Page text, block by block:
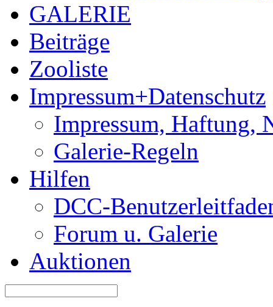
GALERIE
Beiträge
Zooliste
Impressum+Datenschutz
Impressum, Haftung,
Galerie-Regeln
Hilfen
DCC-
Forum u. Galerie
Auktionen